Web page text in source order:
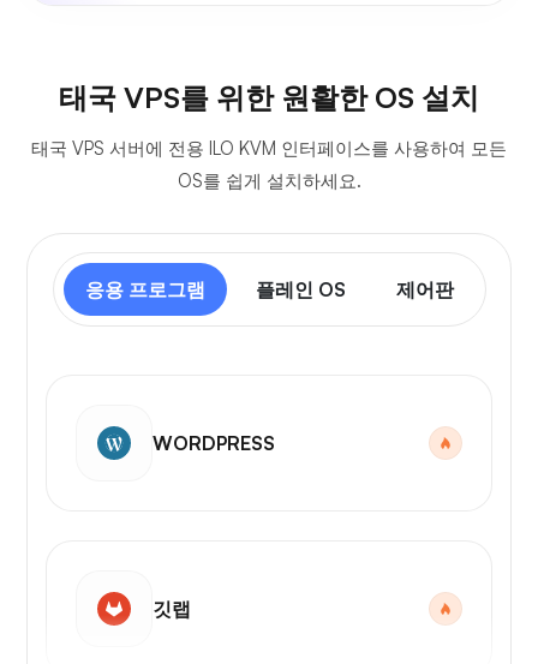
태국 VPS를 위한 원활한 OS 설치
태국 VPS 서버에 전용 ILO KVM 인터페이스를 사용하여 모든
OS를 쉽게 설치하세요.
응용 프로그램 플레인 OS 제어판
WORDPRESS
깃랩